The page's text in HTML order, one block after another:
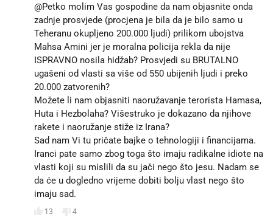
@Petko molim Vas gospodine da nam objasnite onda
zadnje prosvjede (procjena je bila da je bilo samo u
Teheranu okupljeno 200.000 ljudi) prilikom ubojstva
Mahsa Amini jer je moralna policija rekla da nije
ISPRAVNO nosila hidžab? Prosvjedi su BRUTALNO
ugašeni od vlasti sa više od 550 ubijenih ljudi i preko
20.000 zatvorenih?
Možete li nam objasniti naoružavanje terorista Hamasa,
Huta i Hezbolaha? Višestruko je dokazano da njihove
rakete i naoružanje stiže iz Irana?
Sad nam Vi tu pričate bajke o tehnologiji i financijama.
Iranci pate samo zbog toga što imaju radikalne idiote na
vlasti koji su mislili da su jači nego što jesu. Nadam se
da će u dogledno vrijeme dobiti bolju vlast nego što
imaju sad.
13 4